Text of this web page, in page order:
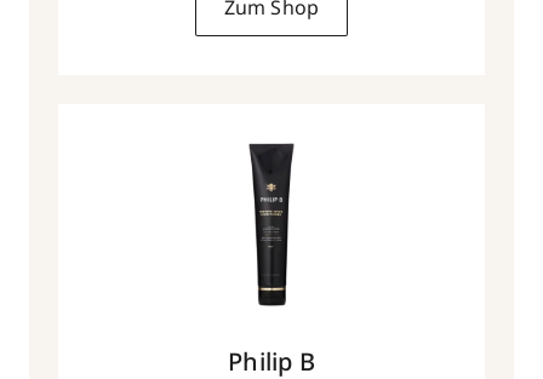
Zum Shop
Philip B